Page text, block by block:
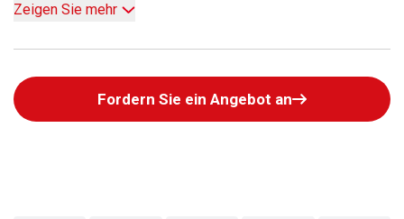
Zeigen Sie mehr
Fordern Sie ein Angebot an